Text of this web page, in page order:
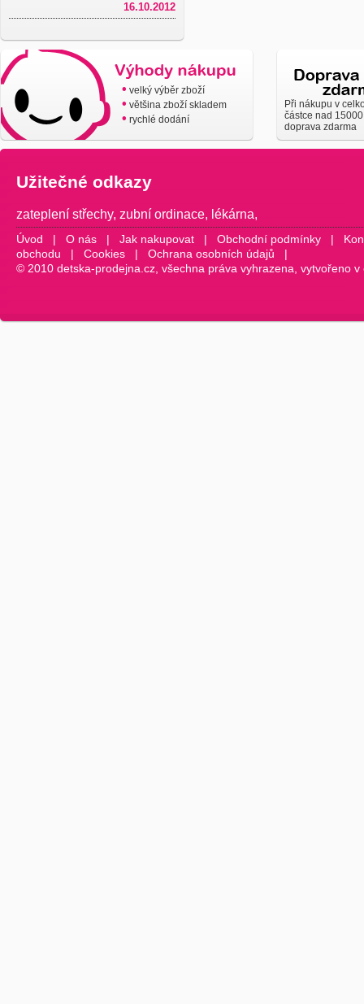
16.10.2012
• velký výběr zboží
• většina zboží skladem
• rychlé dodání
Při nákupu v
částce nad
doprava zdarma
Užitečné odkazy
zateplení střechy, zubní ordinace, lékárna,
Úvod | O nás | Jak nakupovat | Obchodní podmínky |
obchodu | Cookies | Ochrana osobních údajů |
© 2010 detska-prodejna.cz, všechna práva vyhrazena, vytvořeno v